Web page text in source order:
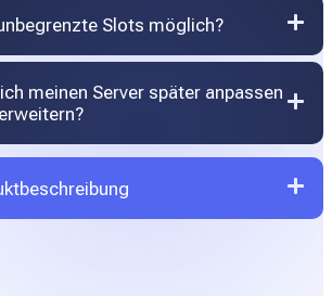
Slots möglich?
meinen Server später anpassen